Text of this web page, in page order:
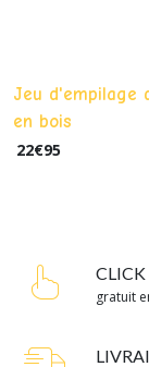
Jeu d'empilage
en bois
22€95
CLICK
gratuit